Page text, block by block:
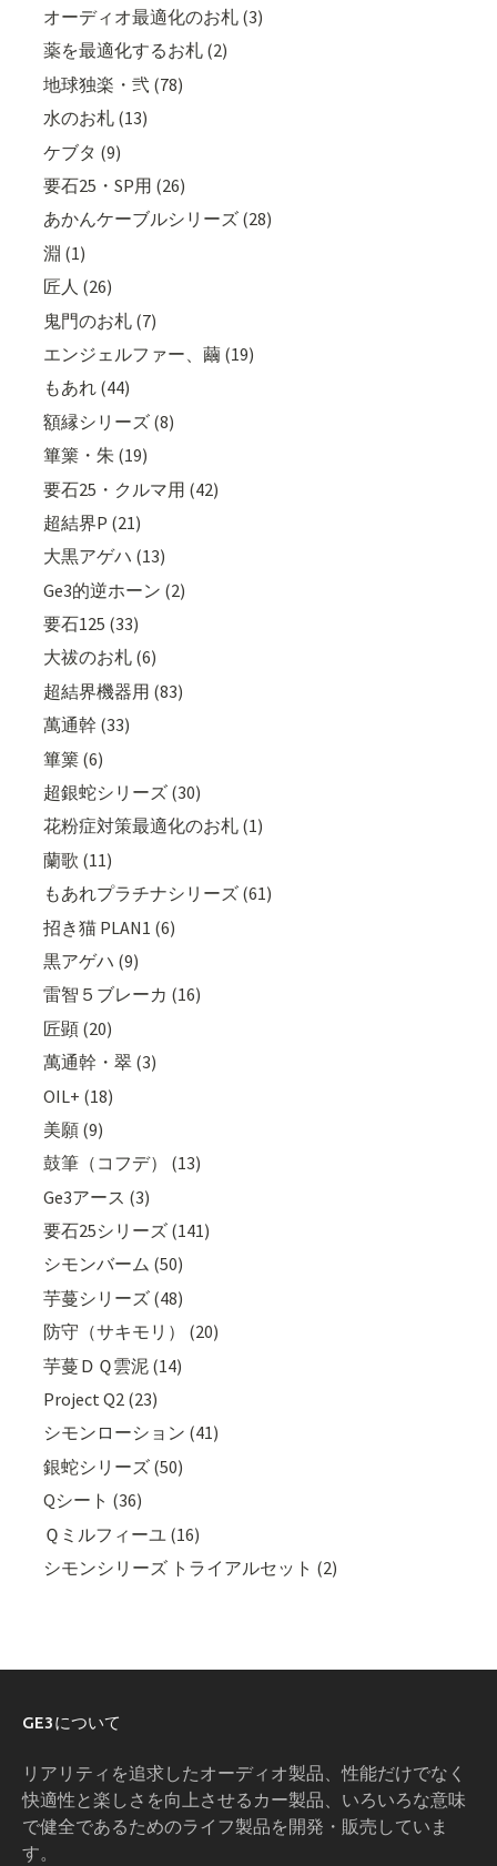
オーディオ最適化のお札 (3)
薬を最適化するお札 (2)
地球独楽・弐 (78)
水のお札 (13)
ケブタ (9)
要石25・SP用 (26)
あかんケーブルシリーズ (28)
淵 (1)
匠人 (26)
鬼門のお札 (7)
エンジェルファー、繭 (19)
もあれ (44)
額縁シリーズ (8)
篳篥・朱 (19)
要石25・クルマ用 (42)
超結界P (21)
大黒アゲハ (13)
Ge3的逆ホーン (2)
要石125 (33)
大祓のお札 (6)
超結界機器用 (83)
萬通幹 (33)
篳篥 (6)
超銀蛇シリーズ (30)
花粉症対策最適化のお札 (1)
蘭歌 (11)
もあれプラチナシリーズ (61)
招き猫 PLAN1 (6)
黒アゲハ (9)
雷智５ブレーカ (16)
匠顕 (20)
萬通幹・翠 (3)
OIL+ (18)
美願 (9)
鼓筆（コフデ） (13)
Ge3アース (3)
要石25シリーズ (141)
シモンバーム (50)
芋蔓シリーズ (48)
防守（サキモリ） (20)
芋蔓ＤＱ雲泥 (14)
Project Q2 (23)
シモンローション (41)
銀蛇シリーズ (50)
Qシート (36)
Ｑミルフィーユ (16)
シモンシリーズ トライアルセット (2)
GE3について
リアリティを追求したオーディオ製品、性能だけでなく
快適性と楽しさを向上させるカー製品、いろいろな意味
で健全であるためのライフ製品を開発・販売していま
す。